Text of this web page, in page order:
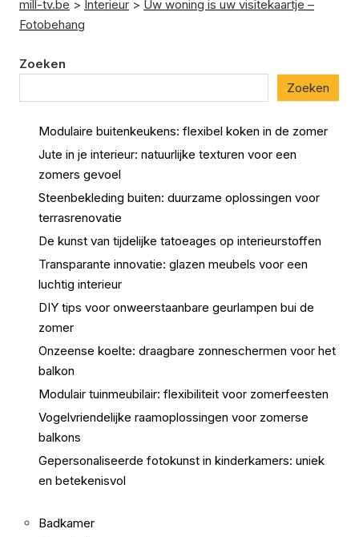
mill-tv.be > Interieur > Uw woning is uw visitekaartje –
Fotobehang
Zoeken
Zoeken
Modulaire buitenkeukens: flexibel koken in de zomer
Jute in je interieur: natuurlijke texturen voor een
zomers gevoel
Steenbekleding buiten: duurzame oplossingen voor
terrasrenovatie
De kunst van tijdelijke tatoeages op interieurstoffen
Transparante innovatie: glazen meubels voor een
luchtig interieur
DIY tips voor onweerstaanbare geurlampen bui de
zomer
Onzeense koelte: draagbare zonneschermen voor het
balkon
Modulair tuinmeubilair: flexibiliteit voor zomerfeesten
Vogelvriendelijke raamoplossingen voor zomerse
balkons
Gepersonaliseerde fotokunst in kinderkamers: uniek
en betekenisvol
Badkamer